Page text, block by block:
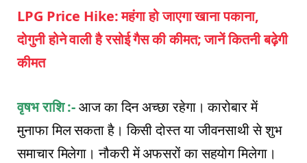
LPG Price Hike: महंगा हो जाएगा खाना पकाना,
दोगुनी होने वाली है रसोई गैस की कीमत; जानें कितनी बढ़ेगी
कीमत
वृषभ राशि :-आज का दिन अच्छा रहेगा। कारोबार में
मुनाफा मिल सकता है। किसी दोस्त या जीवनसाथी से शुभ
समाचार मिलेगा। नौकरी में अफसरों का सहयोग मिलेगा।